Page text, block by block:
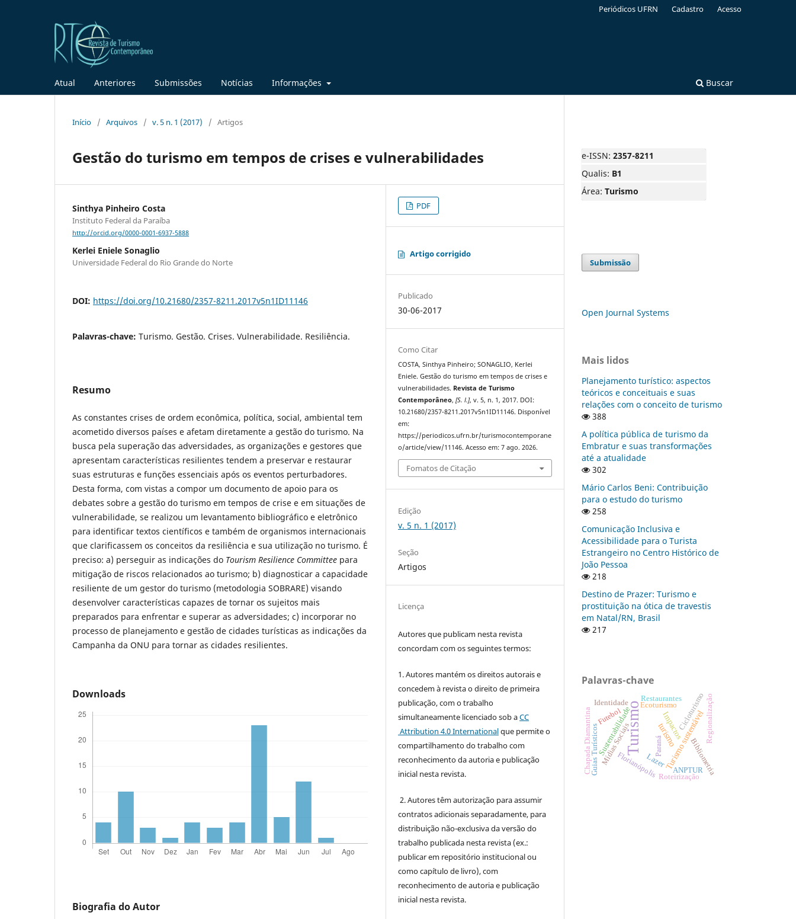
Atual Anteriores Submissões Notícias Informações Buscar
Periódicos UFRN Cadastro Acesso
Início / Arquivos / v. 5 n. 1 (2017) / Artigos
Gestão do turismo em tempos de crises e vulnerabilidades
Sinthya Pinheiro Costa
Instituto Federal da Paraíba
http://orcid.org/0000-0001-6937-5888
Kerlei Eniele Sonaglio
Universidade Federal do Rio Grande do Norte
DOI: https://doi.org/10.21680/2357-8211.2017v5n1ID11146
Palavras-chave: Turismo. Gestão. Crises. Vulnerabilidade. Resiliência.
Resumo
As constantes crises de ordem econômica, política, social, ambiental tem
acometido diversos países e afetam diretamente a gestão do turismo. Na
busca pela superação das adversidades, as organizações e gestores que
apresentam características resilientes tendem a preservar e restaurar
suas estruturas e funções essenciais após os eventos perturbadores.
Desta forma, com vistas a compor um documento de apoio para os
debates sobre a gestão do turismo em tempos de crise e em situações de
vulnerabilidade, se realizou um levantamento bibliográfico e eletrônico
para identificar textos científicos e também de organismos internacionais
que clarificassem os conceitos da resiliência e sua utilização no turismo. É
preciso: a) perseguir as indicações do Tourism Resilience Committee para
mitigação de riscos relacionados ao turismo; b) diagnosticar a capacidade
resiliente de um gestor do turismo (metodologia SOBRARE) visando
desenvolver características capazes de tornar os sujeitos mais
preparados para enfrentar e superar as adversidades; c) incorporar no
processo de planejamento e gestão de cidades turísticas as indicações da
Campanha da ONU para tornar as cidades resilientes.
Downloads
Biografia do Autor
PDF
Artigo corrigido
Publicado
30-06-2017
Como Citar
COSTA, Sinthya Pinheiro; SONAGLIO, Kerlei
Eniele. Gestão do turismo em tempos de crises e
vulnerabilidades. Revista de Turismo
Contemporâneo,[S. l.], v. 5, n. 1, 2017. DOI:
10.21680/2357-8211.2017v5n1ID11146. Disponível
em:
https://periodicos.ufrn.br/turismocontemporane
o/article/view/11146. Acesso em: 7 ago. 2026.
Fomatos de Citação
Edição
v. 5 n. 1 (2017)
Seção
Artigos
Licença
Autores que publicam nesta revista
concordam com os seguintes termos:
1. Autores mantém os direitos autorais e
concedem à revista o direito de primeira
publicação, com o trabalho
simultaneamente licenciado sob aCC
Attribution 4.0 Internationalque permite o
compartilhamento do trabalho com
reconhecimento da autoria e publicação
inicial nesta revista.
2. Autores têm autorização para assumir
contratos adicionais separadamente, para
distribuição não-exclusiva da versão do
trabalho publicada nesta revista (ex.:
publicar em repositório institucional ou
como capítulo de livro), com
reconhecimento de autoria e publicação
inicial nesta revista.
e-ISSN: 2357-8211
Qualis: B1
Área: Turismo
Submissão
Open Journal Systems
Mais lidos
Planejamento turístico: aspectos
teóricos e conceituais e suas
relações com o conceito de turismo
388
A política pública de turismo da
Embratur e suas transformações
até a atualidade
302
Mário Carlos Beni: Contribuição
para o estudo do turismo
258
Comunicação Inclusiva e
Acessibilidade para o Turista
Estrangeiro no Centro Histórico de
João Pessoa
218
Destino de Prazer: Turismo e
prostituição na ótica de travestis
em Natal/RN, Brasil
217
Palavras-chave
Turismo Turismo sustentável
turismo
Impactos
Lazer
Sustentabilidade Ecoturismo
Florianópolis
Mídias Sociais
Regionalização
Restaurantes
Paraná Bibliometria
Identidade
Guias Turísticos
Futebol
ANPTUR
Roteirização
Chapada Diamantina Cicloturismo